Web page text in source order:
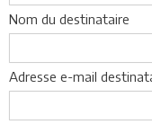
Nom du destinataire
Adresse e-mail